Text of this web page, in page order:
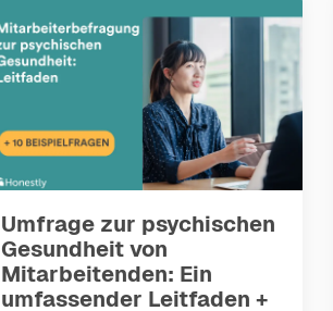
Umfrage zur psychischen
Gesundheit von
Mitarbeitenden: Ein
umfassender Leitfaden +